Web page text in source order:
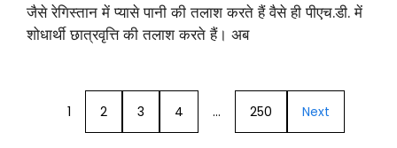
जैसे रेगिस्तान में प्यासे पानी की तलाश करते हैं वैसे ही पीएच.डी. में
शोधार्थी छात्रवृत्ति की तलाश करते हैं। अब
1 2 3 4 … 250 Next